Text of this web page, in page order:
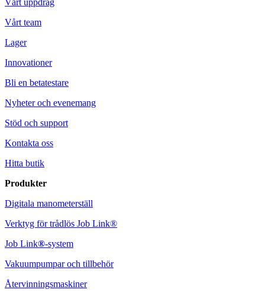
Vårt uppdrag
Vårt team
Lager
Innovationer
Bli en betatestare
Nyheter och evenemang
Stöd och support
Kontakta oss
Hitta butik
Produkter
Digitala manometerställ
Verktyg för trådlös Job Link®
Job Link®-system
Vakuumpumpar och tillbehör
Återvinningsmaskiner